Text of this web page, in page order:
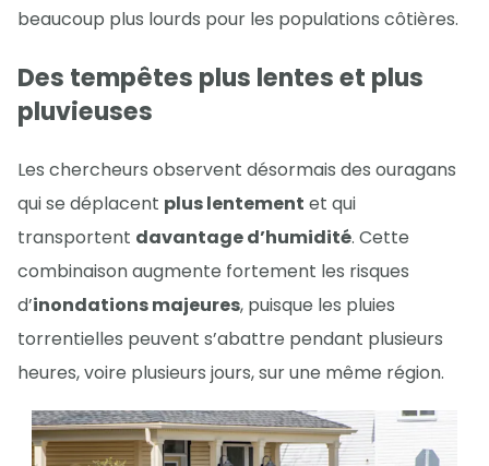
beaucoup plus lourds pour les populations côtières.
Des tempêtes plus lentes et plus
pluvieuses
Les chercheurs observent désormais des ouragans
qui se déplacent plus lentement et qui
transportent davantage d’humidité. Cette
combinaison augmente fortement les risques
d’inondations majeures, puisque les pluies
torrentielles peuvent s’abattre pendant plusieurs
heures, voire plusieurs jours, sur une même région.